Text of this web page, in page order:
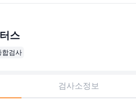
스
합검사
검사소정보